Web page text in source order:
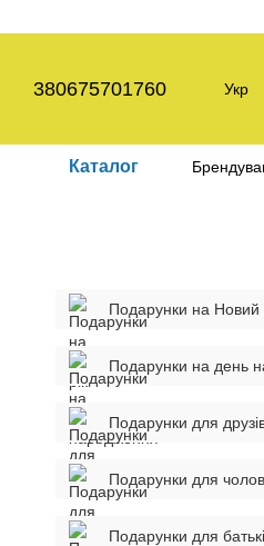
380675701760 Укр
Каталог
Подарунки на Новий
Подарунки на день
Подарунки для
Подарунки для
Подарунки для